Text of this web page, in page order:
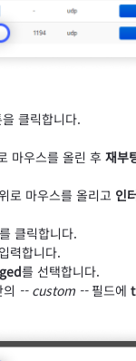
을 클릭합니다.
마우스를 올린 후재부
로 마우스를 올리고 인
를 클릭합니다.
력합니다.
를 선택합니다.
-- custom --필드에